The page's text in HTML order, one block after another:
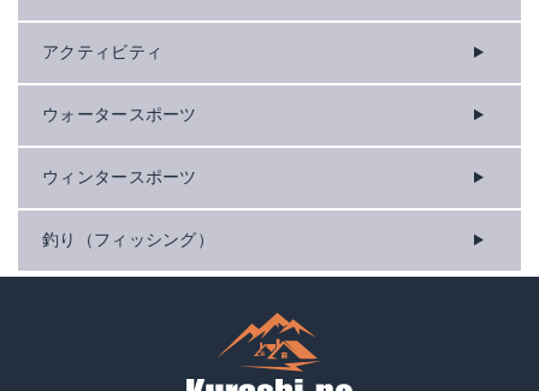
アクティビティ
ウォータースポーツ
ウィンタースポーツ
釣り（フィッシング）